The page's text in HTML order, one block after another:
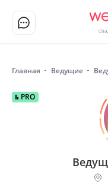
Главная Ведущие
PRO